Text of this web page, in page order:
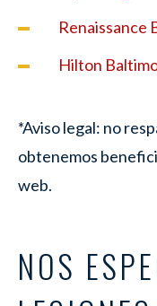
Renaissance
Hilton
*Aviso legal: no
obtenemos
web.
NOS